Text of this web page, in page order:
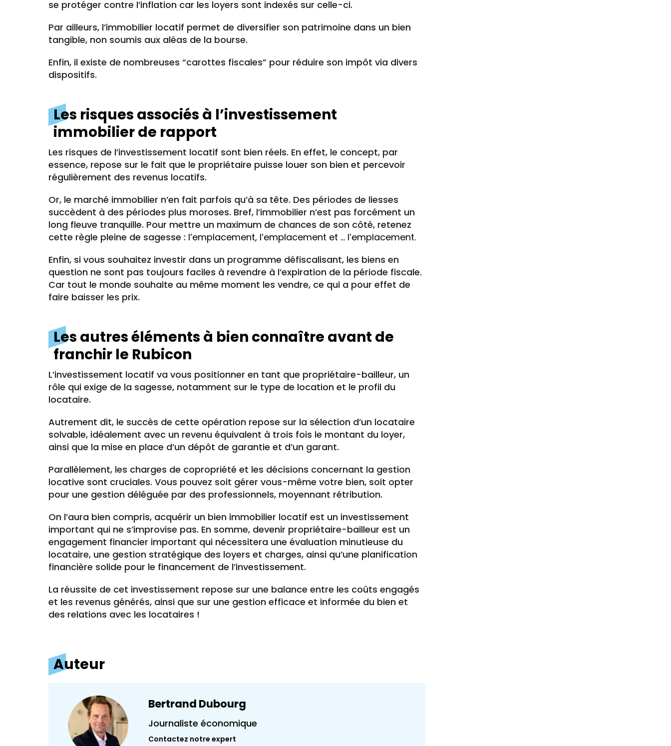
se protéger contre l’inflation car les loyers sont indexés sur celle-ci.
Par ailleurs, l’immobilier locatif permet de diversifier son patrimoine dans un bien
tangible, non soumis aux aléas de la bourse.
Enfin, il existe de nombreuses “carottes fiscales” pour réduire son impôt via divers
dispositifs.
Les risques associés à l’investissement
immobilier de rapport
Les risques de l’investissement locatif sont bien réels. En effet, le concept, par
essence, repose sur le fait que le propriétaire puisse louer son bien et percevoir
régulièrement des revenus locatifs.
Or, le marché immobilier n’en fait parfois qu’à sa tête. Des périodes de liesses
succèdent à des périodes plus moroses. Bref, l’immobilier n’est pas forcément un
long fleuve tranquille. Pour mettre un maximum de chances de son côté, retenez
cette règle pleine de sagesse : l’emplacement, l’emplacement et … l’emplacement.
Enfin, si vous souhaitez investir dans un programme défiscalisant, les biens en
question ne sont pas toujours faciles à revendre à l’expiration de la période fiscale.
Car tout le monde souhaite au même moment les vendre, ce qui a pour effet de
faire baisser les prix.
Les autres éléments à bien connaître avant de
franchir le Rubicon
L’investissement locatif va vous positionner en tant que propriétaire-bailleur, un
rôle qui exige de la sagesse, notamment sur le type de location et le profil du
locataire.
Autrement dit, le succès de cette opération repose sur la sélection d’un locataire
solvable, idéalement avec un revenu équivalent à trois fois le montant du loyer,
ainsi que la mise en place d’un dépôt de garantie et d’un garant.
Parallèlement, les charges de copropriété et les décisions concernant la gestion
locative sont cruciales. Vous pouvez soit gérer vous-même votre bien, soit opter
pour une gestion déléguée par des professionnels, moyennant rétribution.
On l’aura bien compris, acquérir un bien immobilier locatif est un investissement
important qui ne s’improvise pas. En somme, devenir propriétaire-bailleur est un
engagement financier important qui nécessitera une évaluation minutieuse du
locataire, une gestion stratégique des loyers et charges, ainsi qu’une planification
financière solide pour le financement de l’investissement.
La réussite de cet investissement repose sur une balance entre les coûts engagés
et les revenus générés, ainsi que sur une gestion efficace et informée du bien et
des relations avec les locataires !
Auteur
Bertrand Dubourg
Journaliste économique
Contactez notre expert